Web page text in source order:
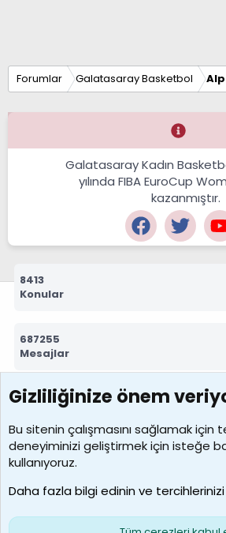
Forumlar Galatasaray Basketbol
Galatasaray Kadın
yılında FIBA EuroCup
kazanmıştır.
8413
Konular
687255
Mesajlar
7388
Kullanıcılar
borabekirogluu
Son üye
Çerezler
Gizliliğinize önem
Bu sitenin çalışmasını sağlamak için
deneyiminizi geliştirmek için isteğe
kullanıyoruz.
Daha fazla bilgi edinin ve tercihlerinizi